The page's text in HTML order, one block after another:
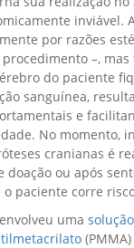
inviável.
por razões
–,
do paciente
sanguínea,
e
No momento,
cranianas é
doação ou após
paciente corre
uma